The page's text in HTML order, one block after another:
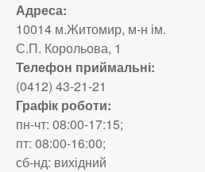
Адреса:
10014 м.Житомир, м-н ім.
С.П. Корольова, 1
Телефон приймальні:
(0412) 43-21-21
Графік роботи:
пн-чт: 08:00-17:15;
пт: 08:00-16:00;
сб-нд: вихідний